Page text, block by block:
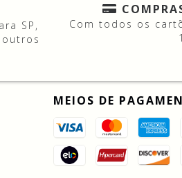
SP,
outros
Com todos os
MEIOS DE